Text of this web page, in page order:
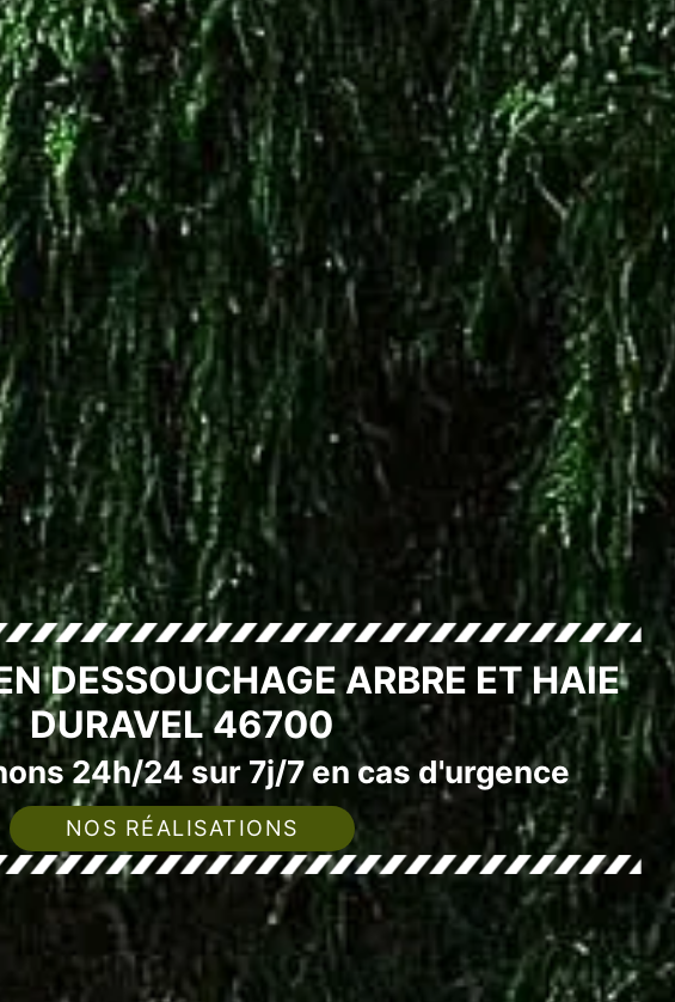
DESSOUCHAGE ARBRE ET HAIE
DURAVEL 46700
24h/24 sur 7j/7 en cas d'urgence
NOS RÉALISATIONS